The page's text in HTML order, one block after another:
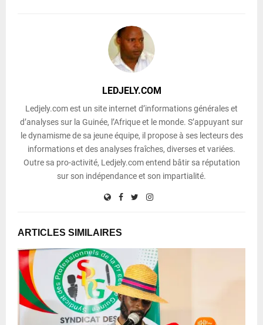
LEDJELY.COM
Ledjely.com est un site internet d’informations générales et
d’analyses sur la Guinée, l’Afrique et le monde. S’appuyant sur
le dynamisme de sa jeune équipe, il propose à ses lecteurs des
informations et des analyses fraîches, diverses et variées.
Outre sa pro-activité, Ledjely.com entend bâtir sa réputation
sur son indépendance et son impartialité.
ARTICLES SIMILAIRES